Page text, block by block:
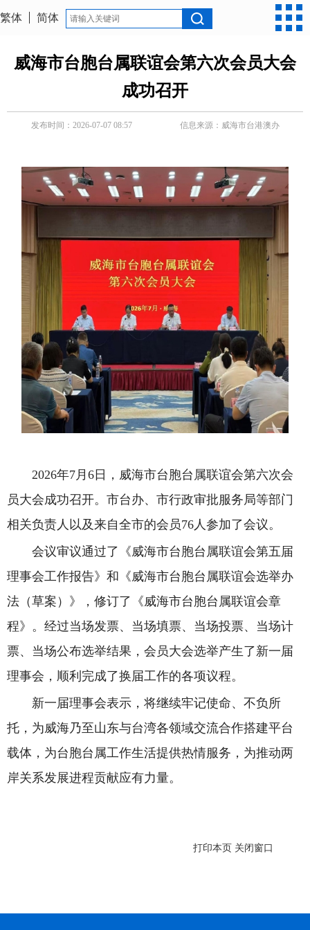
繁体 简体
威海市台胞台属联谊会第六次会员大会
成功召开
发布时间：2026-07-07 08:57 信息来源： 威海市台港澳办
2026年7月6日，威海市台胞台属联谊会第六次会
员大会成功召开。市台办、市行政审批服务局等部门
相关负责人以及来自全市的会员76人参加了会议。
会议审议通过了《威海市台胞台属联谊会第五届
理事会工作报告》和《威海市台胞台属联谊会选举办
法（草案）》，修订了《威海市台胞台属联谊会章
程》。经过当场发票、当场填票、当场投票、当场计
票、当场公布选举结果，会员大会选举产生了新一届
理事会，顺利完成了换届工作的各项议程。
新一届理事会表示，将继续牢记使命、不负所
托，为威海乃至山东与台湾各领域交流合作搭建平台
载体，为台胞台属工作生活提供热情服务，为推动两
岸关系发展进程贡献应有力量。
打印本页 关闭窗口